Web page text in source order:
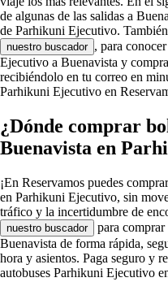
de algunas de las salidas a
de Parhikuni Ejecutivo.
nuestro buscador , para
Ejecutivo a Buenavista y
recibiéndolo en tu correo en
Parhikuni Ejecutivo en
¿Dónde comprar
Buenavista en
¡En Reservamos puedes
en Parhikuni Ejecutivo, sin
tráfico y la incertidumbre de
nuestro buscador
para
Buenavista de forma rápida,
hora y asientos. Paga seguro y
autobuses Parhikuni Ejecutivo